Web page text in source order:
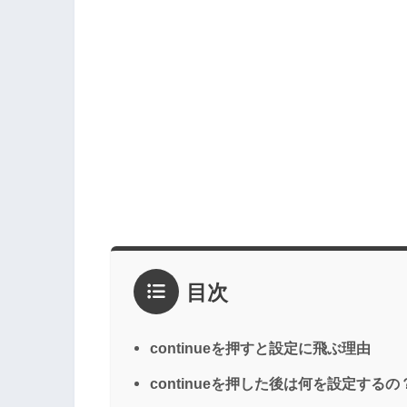
目次
continueを押すと設定に飛ぶ理由
continueを押した後は何を設定するの